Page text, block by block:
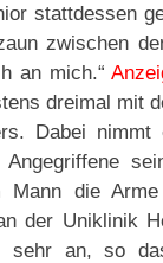
stattdessen
zwischen
an mich.“
dreimal mit
Dabei
Angegriffene
die
der Uniklinik
sehr an, so